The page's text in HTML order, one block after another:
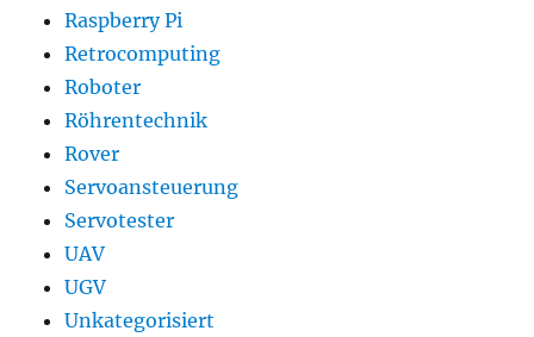
Raspberry Pi
Retrocomputing
Roboter
Röhrentechnik
Rover
Servoansteuerung
Servotester
UAV
UGV
Unkategorisiert